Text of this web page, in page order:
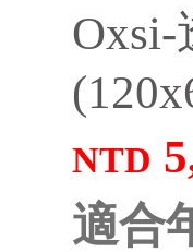
NTD
適合